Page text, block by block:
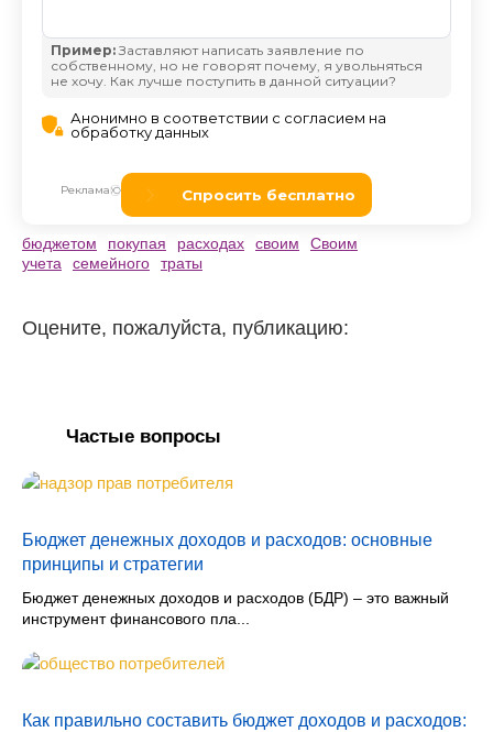
бюджетом покупая расходах своим
Своим
учета
семейного траты
Оцените, пожалуйста, публикацию:
Частые вопросы
Бюджет денежных доходов и расходов: основные
принципы и стратегии
Бюджет денежных доходов и расходов (БДР) – это важный
инструмент финансового пла...
Как правильно составить бюджет доходов и расходов: